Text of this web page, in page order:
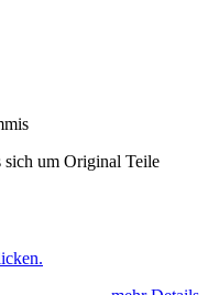
sich um Original Teile